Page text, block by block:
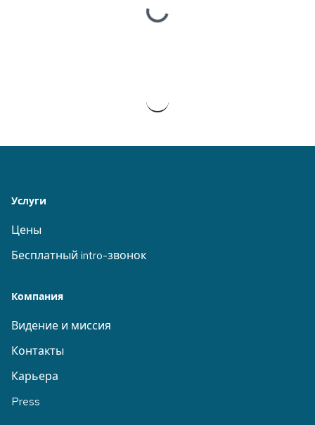
Услуги
Цены
Бесплатный intro-звонок
Компания
Видение и миссия
Контакты
Карьера
Press